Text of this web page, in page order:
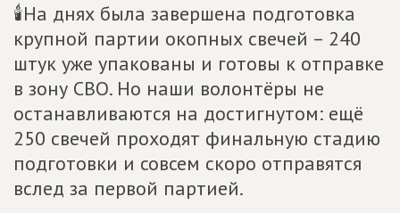
🕯На днях была завершена подготовка
крупной партии окопных свечей – 240
штук уже упакованы и готовы к отправке
в зону СВО. Но наши волонтёры не
останавливаются на достигнутом: ещё
250 свечей проходят финальную стадию
подготовки и совсем скоро отправятся
вслед за первой партией.